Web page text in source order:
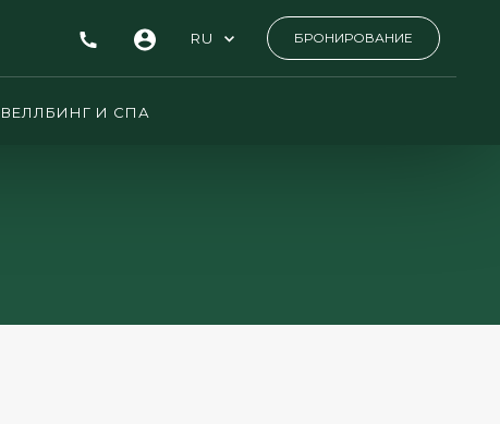
RU БРОНИРОВАНИЕ
ВЕЛЛБИНГ И СПА